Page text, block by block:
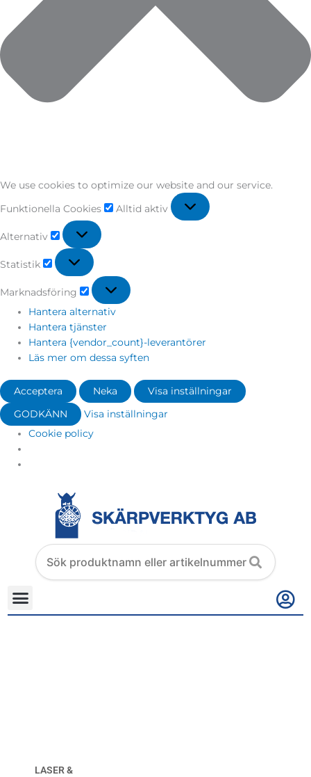
We use cookies to optimize our website and our service.
Funktionella Cookies Alltid aktiv
Alternativ
Statistik
Marknadsföring
Hantera alternativ
Hantera tjänster
Hantera {vendor_count}-leverantörer
Läs mer om dessa syften
Acceptera Neka Visa inställningar
GODKÄNN
Visa inställningar
Cookie policy
Search
products
LASER &